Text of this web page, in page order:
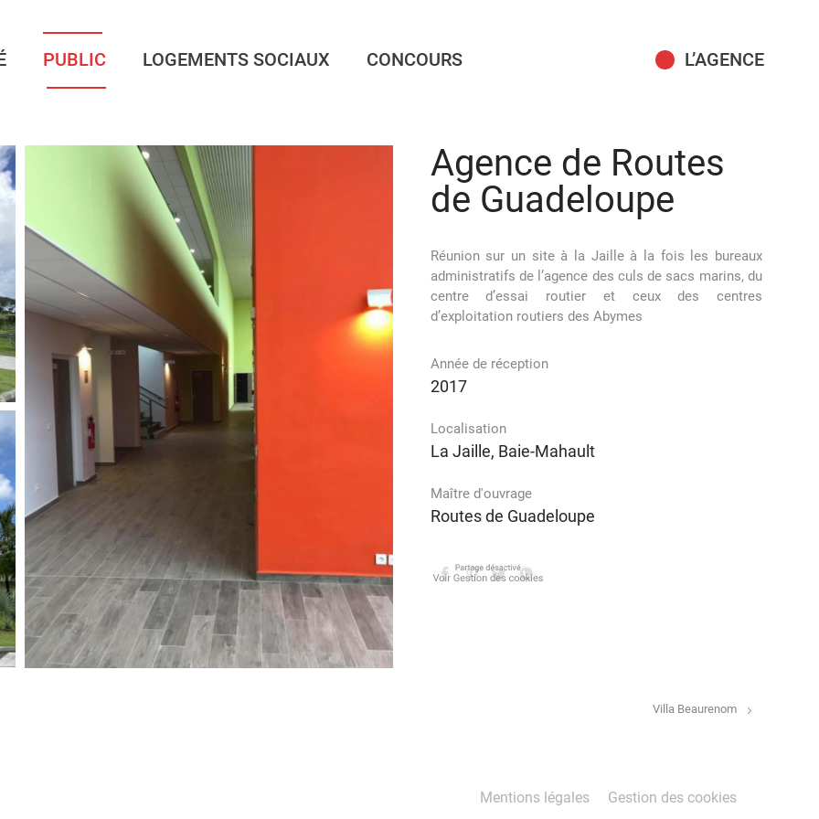
PUBLIC LOGEMENTS SOCIAUX CONCOURS L’AGENCE
Agence de Routes
de Guadeloupe
Réunion sur un site à la Jaille à la fois les bureaux
administratifs de l’agence des culs de sacs marins, du
centre d’essai routier et ceux des centres
d’exploitation routiers des Abymes
Année de réception
2017
Localisation
La Jaille, Baie-Mahault
Maître d'ouvrage
Routes de Guadeloupe
Villa Beaurenom
Mentions légales Gestion des cookies